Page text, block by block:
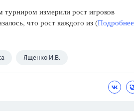
измерили рост игроков
что рост каждого из (
Ященко И.В.